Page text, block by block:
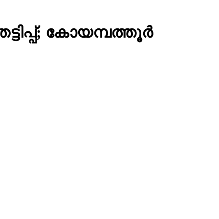
കോയമ്പത്തൂര്‍